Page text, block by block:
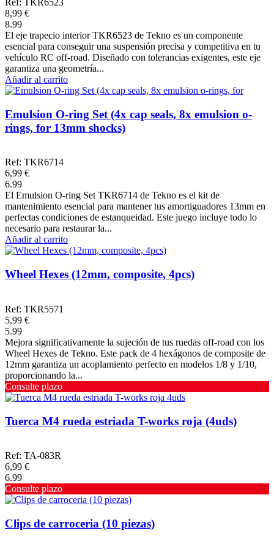
Ref: TKR6523
8,99 €
8.99
El eje trapecio interior TKR6523 de Tekno es un componente
esencial para conseguir una suspensión precisa y competitiva en tu
vehículo RC off-road. Diseñado con tolerancias exigentes, este eje
garantiza una geometría...
Añadir al carrito
Emulsion O-ring Set (4x cap seals, 8x emulsion o-
rings, for 13mm shocks)
Ref: TKR6714
6,99 €
6.99
El Emulsion O-ring Set TKR6714 de Tekno es el kit de
mantenimiento esencial para mantener tus amortiguadores 13mm en
perfectas condiciones de estanqueidad. Este juego incluye todo lo
necesario para restaurar la...
Añadir al carrito
Wheel Hexes (12mm, composite, 4pcs)
Ref: TKR5571
5,99 €
5.99
Mejora significativamente la sujeción de tus ruedas off-road con los
Wheel Hexes de Tekno. Este pack de 4 hexágonos de composite de
12mm garantiza un acoplamiento perfecto en modelos 1/8 y 1/10,
proporcionando la...
Consulte plazo
Tuerca M4 rueda estriada T-works roja (4uds)
Ref: TA-083R
6,99 €
6.99
Consulte plazo
Clips de carroceria (10 piezas)